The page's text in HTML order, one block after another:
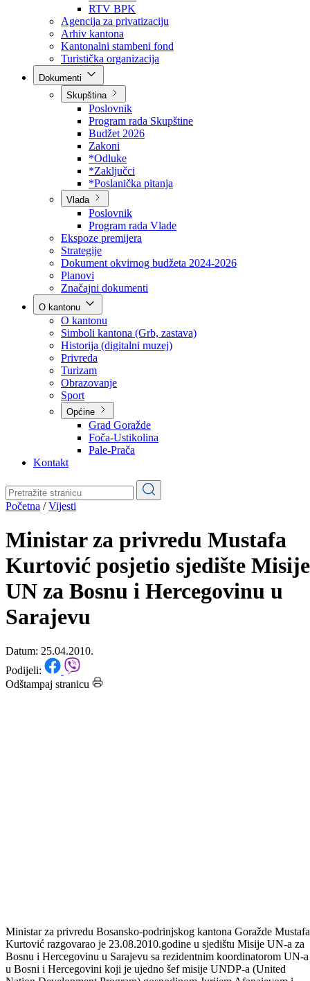
Direkcija za šumarstvo
Javna preduzeća
BPK šume
RTV BPK
Agencija za privatizaciju
Arhiv kantona
Kantonalni stambeni fond
Turistička organizacija
Skupština
Poslovnik
Program rada Skupštine
Budžet 2026
Zakoni
*Odluke
*Zaključci
*Poslanička pitanja
Vlada
Poslovnik
Program rada Vlade
Ekspoze premijera
Strategije
Dokument okvirnog budžeta 2024-2026
Planovi
Značajni dokumenti
O kantonu
O kantonu
Simboli kantona (Grb, zastava)
Historija (digitalni muzej)
Privreda
Turizam
Obrazovanje
Općine
Pale-Prača
Kontakt
Početna/ Vijesti
Ministar za privredu Mustafa
Kurtović posjetio sjedište Misije
UN za Bosnu i Hercegovinu u
Sarajevu
Datum: 25.04.2010.
Ministar za privredu Bosansko-podrinjskog kantona Goražde Mustafa